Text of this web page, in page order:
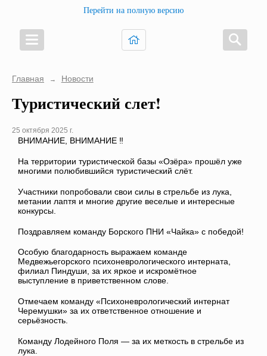
Перейти на полную версию
Главная → Новости
Туристический слет!
25 октября 2025 г.
ВНИМАНИЕ, ВНИМАНИЕ ‼️
На территории туристической базы «Озёра» прошёл уже
многими полюбившийся туристический слёт.
Участники попробовали свои силы в стрельбе из лука,
метании лаптя и многие другие веселые и интересные
конкурсы.
Поздравляем команду Борского ПНИ «Чайка» с победой!
Особую благодарность выражаем команде
Медвежьегорского психоневрологического интерната,
филиал Пиндуши, за их яркое и искромётное
выступление в приветственном слове.
Отмечаем команду «Психоневрологический интернат
Черемушки» за их ответственное отношение и
серьёзность.
Команду Лодейного Поля — за их меткость в стрельбе из
лука.